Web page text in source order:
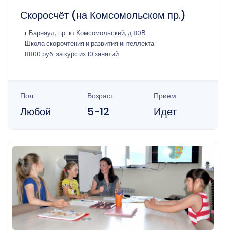
Скоросчёт (на Комсомольском пр.)
г Барнаул, пр-кт Комсомольский, д 80В
Школа скорочтения и развития интеллекта
8800 руб. за курс из 10 занятий
Пол
Любой
Возраст
5-12
Прием
Идет